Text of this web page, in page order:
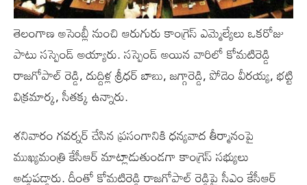
తెలంగాణ అసెంబ్లీ నుంచి ఆరుగురు కాంగ్రెస్‌ ఎమ్మెల్యేలు ఒకరోజు
పాటు సస్పెండ్‌ అయ్యారు. సస్పెండ్‌ అయిన వారిలో కోమటిరెడ్డి
రాజగోపాల్‌ రెడ్డి, దుద్దిళ్ల శ్రీధర్‌ బాబు, జగ్గారెడ్డి, పోడెం వీరయ్య, భట్టి
విక్రమార్క, సీతక్క ఉన్నారు.
శనివారం గవర్నర్‌ చేసిన ప్రసంగానికి ధన్యవాద తీర్మానంపై
ముఖ్యమంత్రి కేసీఆర్‌ మాట్లాడుతుండగా కాంగ్రెస్‌ సభ్యులు
అడ్డుపడ్డారు. దీంతో కోమటిరెడ్డి రాజగోపాల్‌ రెడ్డిపై సీఎం కేసీఆర్‌